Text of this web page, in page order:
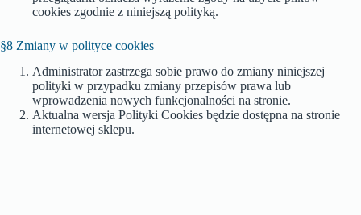
cookies zgodnie z niniejszą polityką.
§8 Zmiany w polityce cookies
Administrator zastrzega sobie prawo do zmiany niniejszej
polityki w przypadku zmiany przepisów prawa lub
wprowadzenia nowych funkcjonalności na stronie.
Aktualna wersja Polityki Cookies będzie dostępna na stronie
internetowej sklepu.